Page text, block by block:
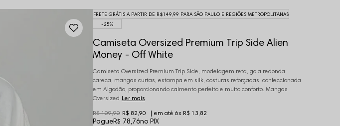
FRETE GRÁTIS A PARTIR DE R$149,99 PARA SÃO PAULO E REGIÕES METROPOLITANAS
25%
Camiseta Oversized Premium Trip Side Alien
Money - Off White
Camiseta Oversized Premium Trip Side, modelagem reta, gola redonda
careca, mangas curtas, estampa em silk, costuras reforçadas, confeccionada
em Algodão, proporcionando caimento perfeito e muito conforto. Mangas
Oversized Ler mais
PagueR$ 78,76no PIX
R$ 109,90 R$ 82,90 6x R$ 13,82